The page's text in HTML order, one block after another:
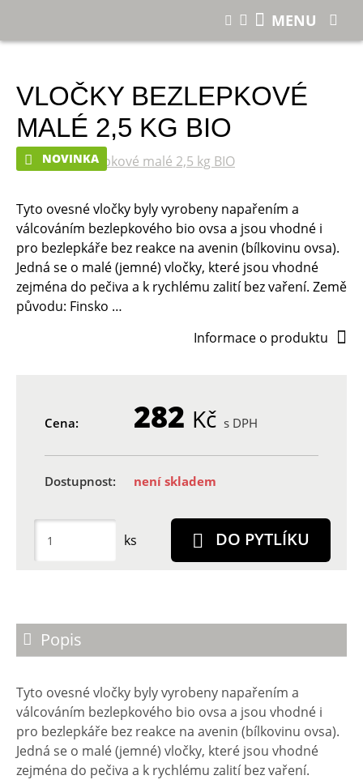
Vločky bezlepkové malé 2,5 kg BIO
VLOČKY BEZLEPKOVÉ
MALÉ 2,5 KG BIO
NOVINKA
Tyto ovesné vločky byly vyrobeny napařením a
válcováním bezlepkového bio ovsa a jsou vhodné i
pro bezlepkáře bez reakce na avenin (bílkovinu ovsa).
Jedná se o malé (jemné) vločky, které jsou vhodné
zejména do pečiva a k rychlému zalití bez vaření. Země
původu: Finsko …
Informace o produktu
Cena: 282 Kč s DPH
Dostupnost: není skladem
ks DO PYTLÍKU
Popis
Tyto ovesné vločky byly vyrobeny napařením a
válcováním bezlepkového bio ovsa a jsou vhodné i
pro bezlepkáře bez reakce na avenin (bílkovinu ovsa).
Jedná se o malé (jemné) vločky, které jsou vhodné
zejména do pečiva a k rychlému zalití bez vaření.
MENU